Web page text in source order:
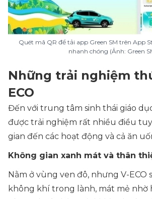
Quét mã QR để tải app Green SM trên App
nhanh chóng (Ảnh: Green
Những trải nghiệm
ECO
Đến với trung tâm sinh thái giáo
được trải nghiệm rất nhiều điều
gian đến các hoạt động và cả ăn
Không gian xanh mát và thân
Nằm ở vùng ven đô, nhưng V-ECO
không khí trong lành, mát mẻ nhờ